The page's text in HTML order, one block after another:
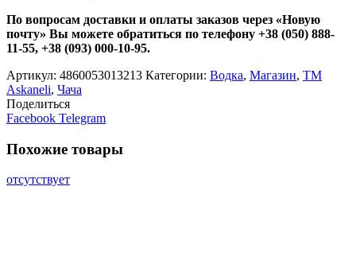
По вопросам доставки и оплаты заказов через «Новую
почту» Вы можете обратиться по телефону +38 (050) 888-
11-55, +38 (093) 000-10-95.
Артикул: 4860053013213 Категории: Водка, Магазин, ТМ
Askaneli, Чача
Поделиться
Facebook Telegram
Похожие товары
отсутствует